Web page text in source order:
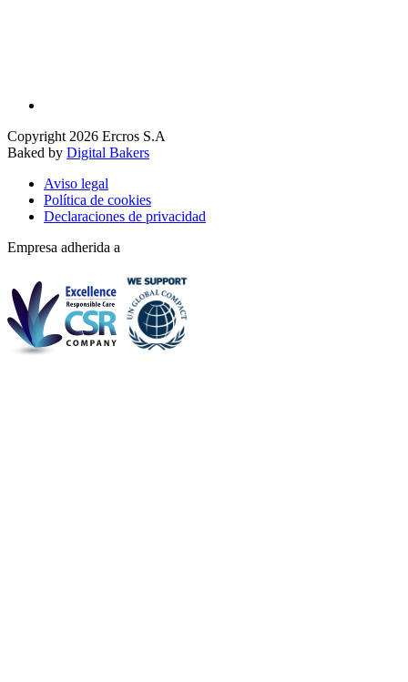
Copyright 2026 Ercros S.A
Baked by Digital Bakers
Aviso legal
Política de cookies
Declaraciones de privacidad
Empresa adherida a